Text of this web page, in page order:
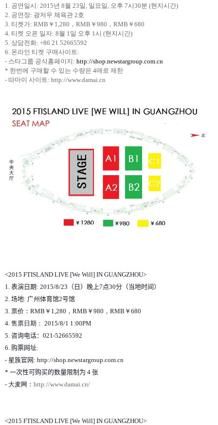
1. 공연일시 : 2015년 8월 23일 , 일요일 , 오후 7시30분 (현지시간)
2. 공연장: 광저우 체육관 2호
3. 티켓가: RMB ￥ 1,280 ， RMB ￥ 980 ， RMB ￥ 680
4. 티켓 오픈 일자: 8월 1일 오후 1시 (현지시간)
5. 상담전화: +86 21 52665592
6. 온라인 티켓 구매사이트:
- 스타그룹 공식홈페이지 : http://shop.newstargroup.com.cn
* 한번에 구매할 수 있는 수량은 4매로 제한
- 따마이 사이트: http://www.damai.cn
<2015 FTISLAND LIVE [We Will] IN GUANGZHOU>
1. 表演日期 : 2015/8/23 （日） 晚 上7 点30分（当地时间 ）
2. 场地: 广州体育馆2号馆
3. 票价： RMB ￥ 1,280 ， RMB ￥ 980 ， RMB ￥ 680
4. 售票日期： 2015/8/1 1:00PM
5. 咨询电话： 021-52665592
6. 购票网址:
- 星族官 网 : http://shop.newstargroup.com.cn
* 一次性可购买的数量限制 为 4 张
- 大麦网 ： http://www.damai.cn/
<2015 FTISLAND LIVE [We Will] IN GUANGZHOU>